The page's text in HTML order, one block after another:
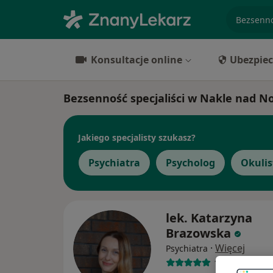
Konsultacje online
Bezsenność specjaliści w Nakle nad
Jakiego specjalisty szukasz?
Psychiatra Psycholog
lek. Katarzyna
Brazowska
Psychiatra · Więcej
171 opinii